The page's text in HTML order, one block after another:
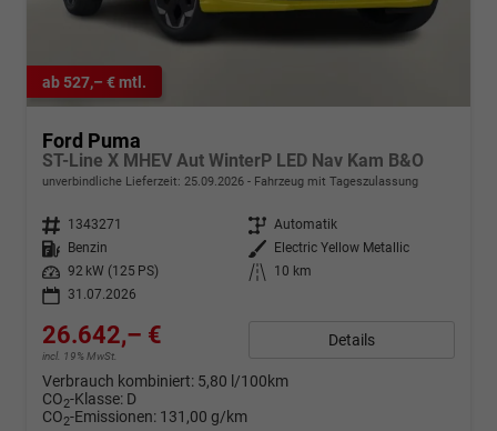
ab 527,– € mtl.
Ford Puma
ST-Line X MHEV Aut WinterP LED Nav Kam B&O
unverbindliche Lieferzeit: 25.09.2026 Fahrzeug mit Tageszulassung
Fahrzeugnr. 1343271 Getriebe Automatik
Kraftstoff
Benzin Außenfarbe
Electric Yellow Metallic
Leistung
92 kW (125 PS) Kilometerstand
10 km
31.07.2026
26.642,– €
incl. 19% MwSt.
Details
Verbrauch kombiniert: 5,80 l/100km
CO2-Klasse: D
CO2-Emissionen: 131,00 g/km